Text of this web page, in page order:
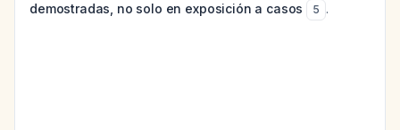
demostradas, no solo en exposición a casos
5 .